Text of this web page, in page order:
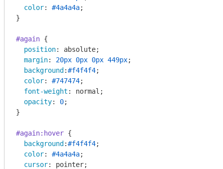
color: #4a4a4a;
}
#again {
position: absolute;
margin: 20px 0px 0px 449px;
background :#f4f4f4;
color: #747474;
font-weight : normal;
opacity: 0;
}
#again:hover {
background :#f4f4f4;
color: #4a4a4a;
cursor: pointer;